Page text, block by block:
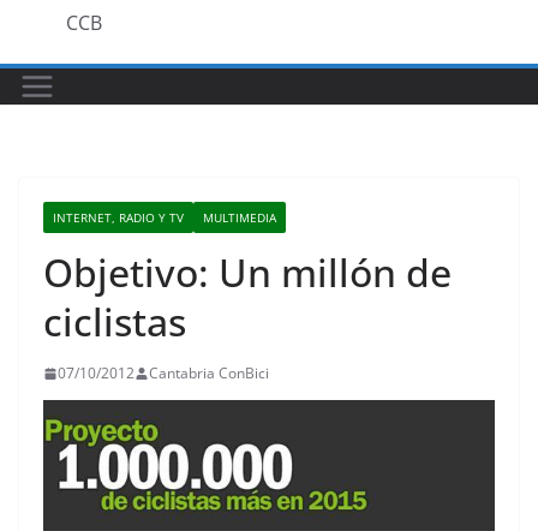
CCB
INTERNET, RADIO Y TV MULTIMEDIA
Objetivo: Un millón de
ciclistas
07/10/2012 Cantabria ConBici